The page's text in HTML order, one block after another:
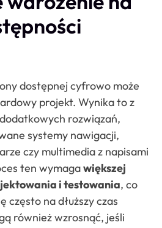
dostępnej cyfrowo może
projekt. Wynika to z
rozwiązań,
systemy nawigacji,
czy multimedia z napisami
ten wymagawiększej
i testowania, co
często na dłuższy czas
również wzrosnąć, jeśli